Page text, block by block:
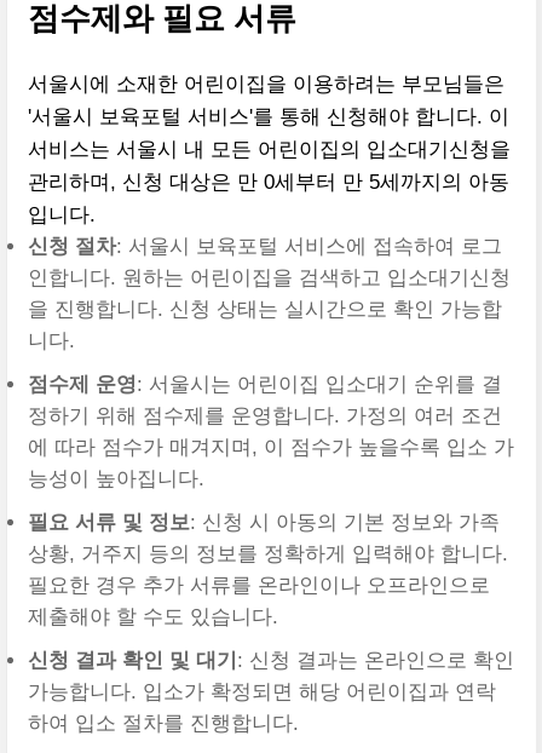
점수제와 필요 서류
서울시에 소재한 어린이집을 이용하려는 부모님들은
'서울시 보육포털 서비스'를 통해 신청해야 합니다. 이
서비스는 서울시 내 모든 어린이집의 입소대기신청을
관리하며, 신청 대상은 만 0세부터 만 5세까지의 아동
입니다.
신청 절차: 서울시 보육포털 서비스에 접속하여 로그
인합니다. 원하는 어린이집을 검색하고 입소대기신청
을 진행합니다. 신청 상태는 실시간으로 확인 가능합
니다.
점수제 운영: 서울시는 어린이집 입소대기 순위를 결
정하기 위해 점수제를 운영합니다. 가정의 여러 조건
에 따라 점수가 매겨지며, 이 점수가 높을수록 입소 가
능성이 높아집니다.
필요 서류 및 정보: 신청 시 아동의 기본 정보와 가족
상황, 거주지 등의 정보를 정확하게 입력해야 합니다.
필요한 경우 추가 서류를 온라인이나 오프라인으로
제출해야 할 수도 있습니다.
신청 결과 확인 및 대기 : 신청 결과는 온라인으로 확인
가능합니다. 입소가 확정되면 해당 어린이집과 연락
하여 입소 절차를 진행합니다.